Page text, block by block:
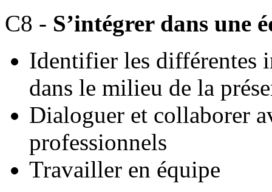
C8 - S’intégrer dans une
Identifier les différentes
dans le milieu de la
Dialoguer et collaborer
professionnels
Travailler en équipe